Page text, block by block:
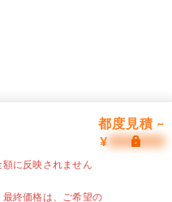
都度見積 ~
¥
に反映されません
終価格は、ご希望の